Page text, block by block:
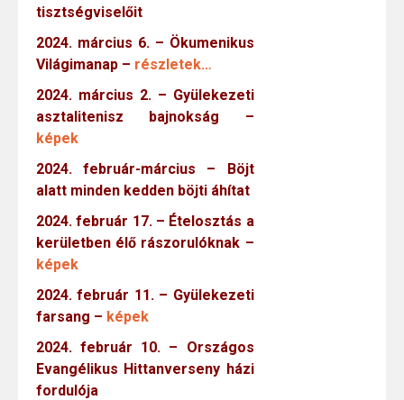
tisztségviselőit
2024. március 6. – Ökumenikus
Világimanap – részletek…
2024. március 2. – Gyülekezeti
asztalitenisz bajnokság –
képek
2024. február-március – Böjt
alatt minden kedden böjti áhítat
2024. február 17. – Ételosztás a
kerületben élő rászorulóknak –
képek
2024. február 11. – Gyülekezeti
farsang – képek
2024. február 10. – Országos
Evangélikus Hittanverseny házi
fordulója